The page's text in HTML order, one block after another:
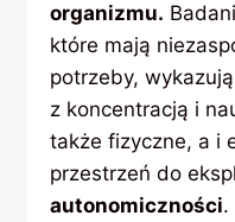
organizmu.
które mają
potrzeby,
z koncentracją i
także fizyczne, a i
przestrzeń do
autonomiczności.